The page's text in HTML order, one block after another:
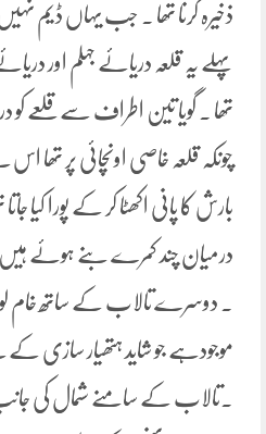
ذخیرہ کرنا تھا ۔ جب یہاں ڈیم
پہلے یہ قلعہ دریائے جہلم اور دریائے
تھا ۔ گویا تین اطراف سے قلعے کو
چونکہ قلعہ خاصی اونچائی پر تھا
بارش کا پانی اکھٹا کر کے پورا کیا
درمیان چند کمرے بنے ہوئے ہیں
۔ دوسرے تالاب کے ساتھ خام
موجودہے جو شاید ہتھیار سازی کے
۔تالاب کے سامنے شمال کی جانب